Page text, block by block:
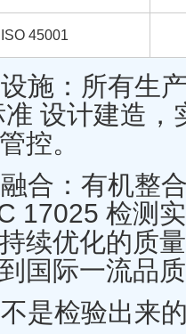
ISO 45001
施：所有生
准 设计建造，
控。
合：有机整
17025 检测
续优化的质
国际一流品
是检验出来